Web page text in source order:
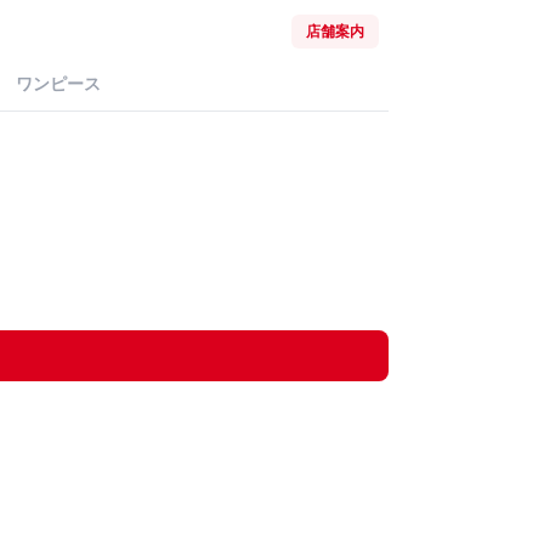
店舗案内
ワンピース